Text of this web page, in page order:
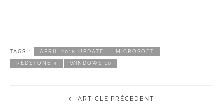
TAGS : APRIL 2018 UPDATE MICROSOFT
REDSTONE 4 WINDOWS 10
ARTICLE PRÉCÉDENT